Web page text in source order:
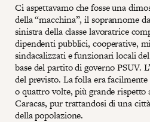
Ci aspettavamo che fosse una
della “macchina”, il soprannome
sinistra della classe lavoratrice
dipendenti pubblici, cooperative,
sindacalizzati e funzionari locali
base del partito di governo PSUV.
del previsto. La folla era
o quattro volte, più grande rispetto
Caracas, pur trattandosi di una
della popolazione.